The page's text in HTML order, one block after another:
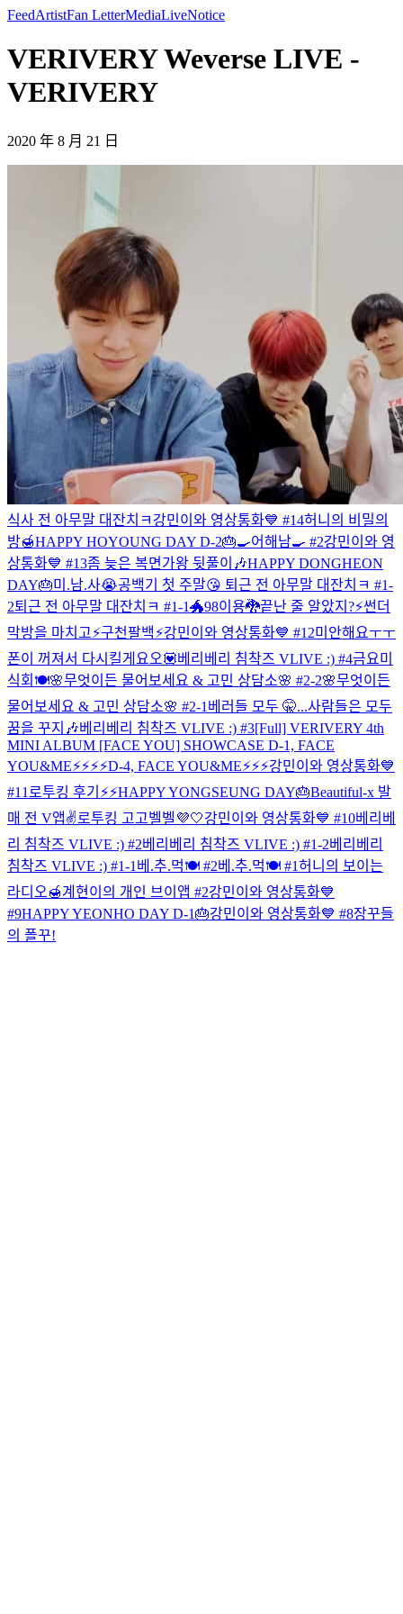
FeedArtistFan LetterMediaLiveNotice
VERIVERY Weverse LIVE -
VERIVERY
2020 年 8 月 21 日
식사 전 아무말 대잔치ㅋ 강민이와 영상통화💙 #14허니의 비밀의
방🍯HAPPY HOYOUNG DAY D-2🎂🍳어해남🍳 #2강민이와 영
상통화💙 #13좀 늦은 복면가왕 뒷풀이🎶HAPPY DONGHEON
DAY🎂미.남.사😭공백기 첫 주말😘 퇴근 전 아무말 대잔치ㅋ #1-
2퇴근 전 아무말 대잔치ㅋ #1-1🐲98이용🐉끝난 줄 알았지?⚡️썬더
막방을 마치고⚡️구천팔백⚡️강민이와 영상통화💙 #12미안해요ㅜㅜ
폰이 꺼져서 다시킬게요오💟베리베리 침착즈 VLIVE :) #4금요미
식회🍽🌸무엇이든 물어보세요 & 고민 상담소🌸 #2-2🌸무엇이든
물어보세요 & 고민 상담소🌸 #2-1 베러들 모두 🤫...사람들은 모두
꿈을 꾸지🎶베리베리 침착즈 VLIVE :) #3[Full] VERIVERY 4th
MINI ALBUM [FACE YOU] SHOWCASE D-1, FACE
YOU&ME⚡️⚡️⚡️⚡️D-4, FACE YOU&ME⚡️⚡️⚡️강민이와 영상통화💙
#11 로투킹 후기⚡️⚡️HAPPY YONGSEUNG DAY🎂Beautiful-x 발
매 전 V앱✌️로투킹 고고벨벨💜🤍강민이와 영상통화💙 #10베리베
리 침착즈 VLIVE :) #2베리베리 침착즈 VLIVE :) #1-2베리베리
침착즈 VLIVE :) #1-1 베.추.먹🍽 #2베.추.먹🍽 #1허니의 보이는
라디오🍯계현이의 개인 브이앱 #2강민이와 영상통화💙
#9HAPPY YEONHO DAY D-1🎂강민이와 영상통화💙 #8장꾸들
의 폴꾸!